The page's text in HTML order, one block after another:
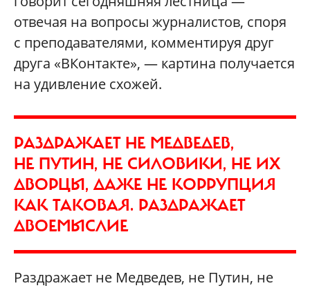
отвечая на вопросы журналистов, споря
с преподавателями, комментируя друг
друга «ВКонтакте», — картина получается
на удивление схожей.
РАЗДРАЖАЕТ НЕ МЕДВЕДЕВ,
НЕ ПУТИН, НЕ СИЛОВИКИ, НЕ ИХ
ДВОРЦЫ, ДАЖЕ НЕ КОРРУПЦИЯ
КАК ТАКОВАЯ. РАЗДРАЖАЕТ
ДВОЕМЫСЛИЕ
Раздражает не Медведев, не Путин, не